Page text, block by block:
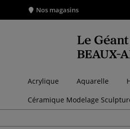
Nos magasins
Acrylique Aquarelle
Céramique Modelage